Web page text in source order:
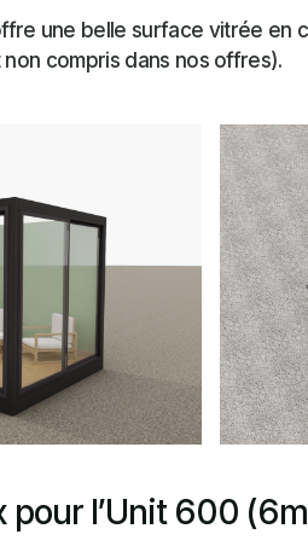
une belle surface vitrée en
compris dans nos offres).
pour l’Unit 600